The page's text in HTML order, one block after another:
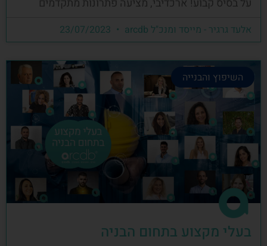
על בסיס קבוע! ארכדיבי, מציעה פתרונות מתקדמים
אלעד גרגיר - מייסד ומנכ"ל arcdb
השיפוץ והבנייה
בעלי מקצוע בתחום הבניה